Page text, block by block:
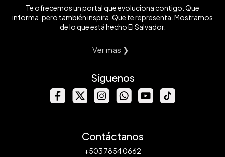
Te ofrecemos un portal que evoluciona contigo. Que
informa, pero también inspira. Que te representa. Mostramos
de lo que está hecho El Salvador.
Ver mas ❯
Síguenos
Contáctanos
+503 7854 0662